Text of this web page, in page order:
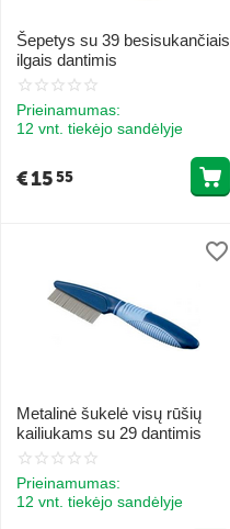
Šepetys su 39 besisukančiais
ilgais dantimis
Prieinamumas:
12 vnt. tiekėjo sandėlyje
€1555
Metalinė šukelė visų rūšių
kailiukams su 29 dantimis
Prieinamumas:
12 vnt. tiekėjo sandėlyje